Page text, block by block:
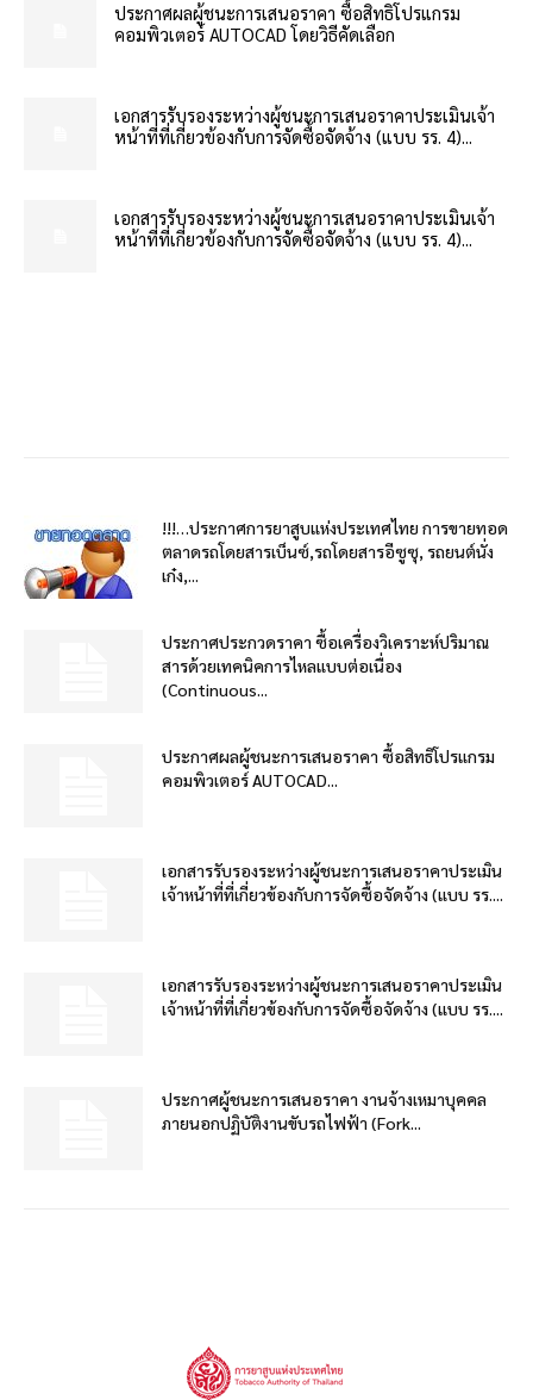
ประกาศผลผู้ชนะการเสนอราคา ซื้อสิทธิโปรแกรม
คอมพิวเตอร์ AUTOCAD โดยวิธีคัดเลือก
เอกสารรับรองระหว่างผู้ชนะการเสนอราคาประเมินเจ้า
หน้าที่ที่เกี่ยวข้องกับการจัดซื้อจัดจ้าง (แบบ รร. 4)...
เอกสารรับรองระหว่างผู้ชนะการเสนอราคาประเมินเจ้า
หน้าที่ที่เกี่ยวข้องกับการจัดซื้อจัดจ้าง (แบบ รร. 4)...
!!!…ประกาศการยาสูบแห่งประเทศไทย การขายทอด
ตลาดรถโดยสารเบ็นซ์,รถโดยสารอีซูซุ, รถยนต์นั่ง
เก๋ง,...
ประกาศประกวดราคา ซื้อเครื่องวิเคราะห์ปริมาณ
สารด้วยเทคนิคการไหลแบบต่อเนื่อง
(Continuous...
ประกาศผลผู้ชนะการเสนอราคา ซื้อสิทธิโปรแกรม
คอมพิวเตอร์ AUTOCAD...
เอกสารรับรองระหว่างผู้ชนะการเสนอราคาประเมิน
เจ้าหน้าที่ที่เกี่ยวข้องกับการจัดซื้อจัดจ้าง (แบบ รร....
เอกสารรับรองระหว่างผู้ชนะการเสนอราคาประเมิน
เจ้าหน้าที่ที่เกี่ยวข้องกับการจัดซื้อจัดจ้าง (แบบ รร....
ประกาศผู้ชนะการเสนอราคา งานจ้างเหมาบุคคล
ภายนอกปฏิบัติงานขับรถไฟฟ้า (Fork...